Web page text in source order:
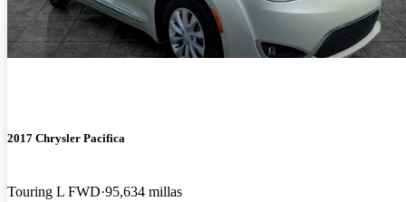
2017 Chrysler Pacifica
Touring L FWD 95,634 millas